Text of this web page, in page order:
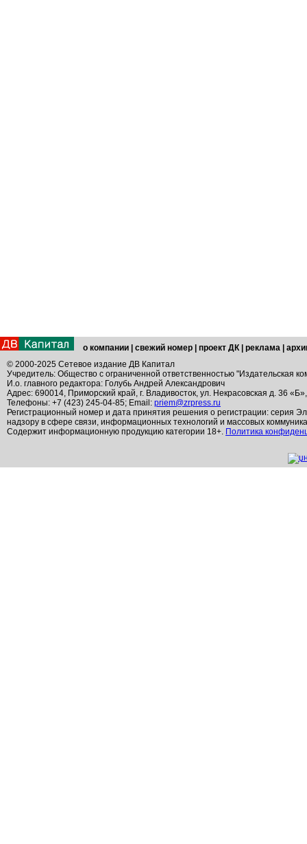
о компании свежий номер проект ДК реклама
© 2000-2025 Сетевое издание ДВ Капитал
Учредитель: Общество с ограниченной ответственностью "Издательская
И.о. главного редактора: Голубь Андрей Александрович
Адрес: 690014, Приморский край, г. Владивосток, ул. Некрасовская д. 36
Телефоны: +7 (423) 245-04-85; Email: priem@zrpress.ru
Регистрационный номер и дата принятия решения о регистрации: серия
надзору в сфере связи, информационных технологий и массовых
Содержит информационную продукцию категории 18+. Политика